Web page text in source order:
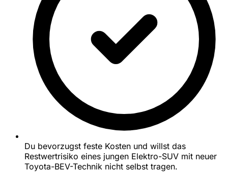
Du bevorzugst feste Kosten und willst das
Restwertrisiko eines jungen Elektro-SUV mit neuer
Toyota-BEV-Technik nicht selbst tragen.